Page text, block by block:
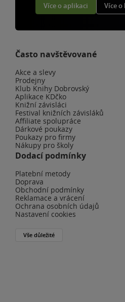
Více o aplikaci Více o
Často navštěvované
Akce a slevy
Prodejny
Klub Knihy Dobrovský
Aplikace KDčko
Knižní závisláci
Festival knižních závisláků
Affiliate spolupráce
Dárkové poukazy
Poukazy pro firmy
Nákupy pro školy
Dodací podmínky
Platební metody
Doprava
Obchodní podmínky
Reklamace a vrácení
Ochrana osobních údajů
Nastavení cookies
Vše důležité